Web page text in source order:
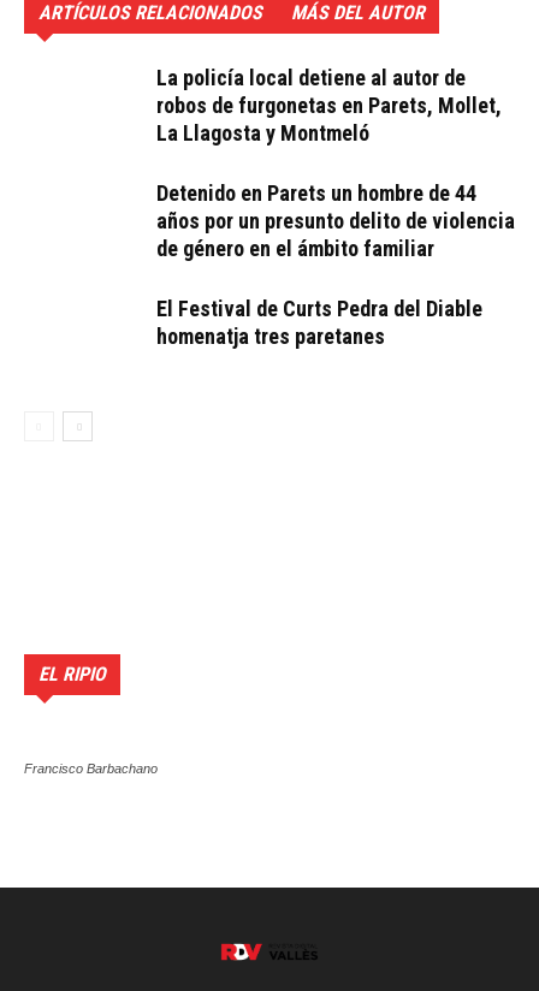
ARTÍCULOS RELACIONADOS MÁS DEL AUTOR
La policía local detiene al autor de
robos de furgonetas en Parets, Mollet,
La Llagosta y Montmeló
Detenido en Parets un hombre de 44
años por un presunto delito de violencia
de género en el ámbito familiar
El Festival de Curts Pedra del Diable
homenatja tres paretanes
EL RIPIO
Francisco Barbachano